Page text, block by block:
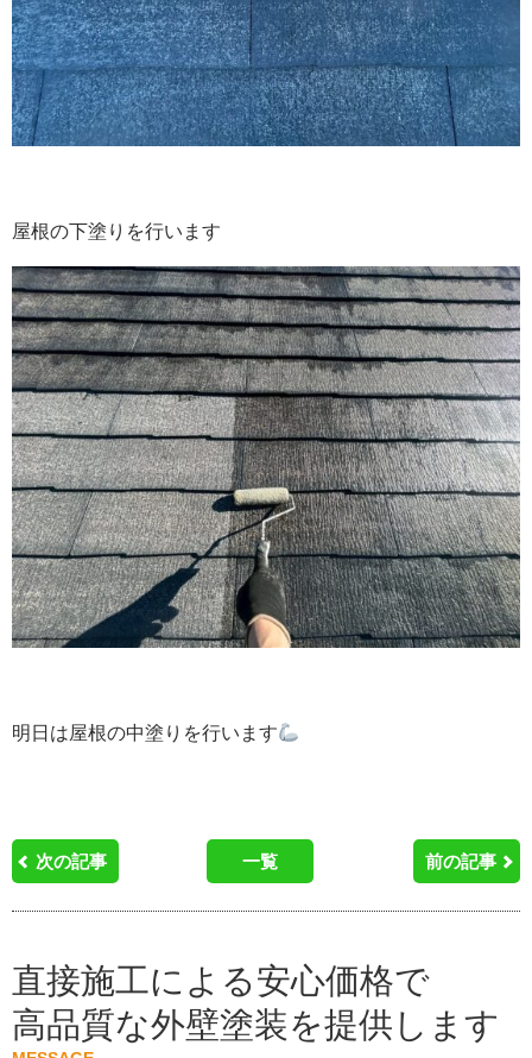
屋根の下塗りを行います
明日は屋根の中塗りを行います
次の記事 一覧 前の記事
直接施工による安心価格で
高品質な外壁塗装を提供します